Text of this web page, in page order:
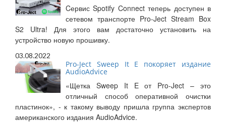
Cервис Spotify Connect теперь доступен в
сетевом транспорте Pro-Ject Stream Box
S2 Ultra! Для этого вам достаточно установить на
устройство новую прошивку.
03.08.2022
Pro-Ject Sweep It E покоряет издание
AudioAdvice
«Щетка Sweep It E от Pro-Ject – это
отличный способ оперативной очистки
пластинок», - к такому выводу пришла группа экспертов
американского издания AudioAdvice.